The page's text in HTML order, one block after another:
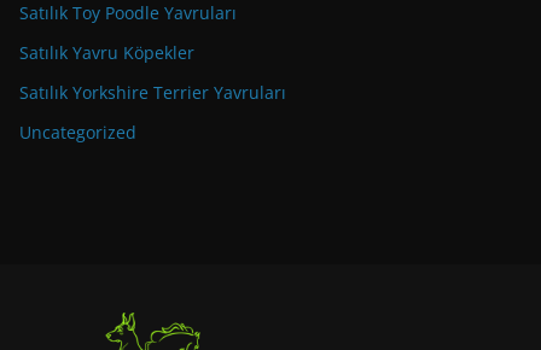
Satılık Toy Poodle Yavruları
Satılık Yavru Köpekler
Satılık Yorkshire Terrier Yavruları
Uncategorized